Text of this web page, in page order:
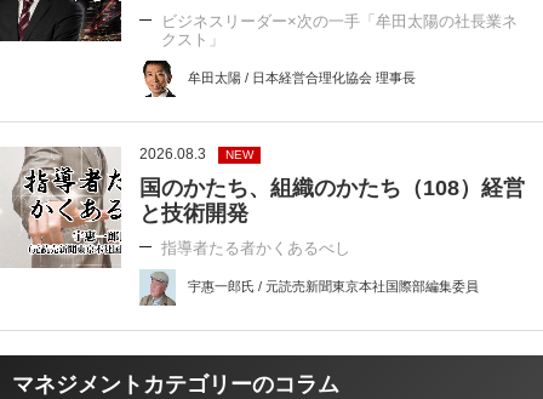
ビジネスリーダー×次の一手「牟田太陽の社長業ネ
クスト」
牟田太陽 / 日本経営合理化協会 理事長
2026.08.3 NEW
国のかたち、組織のかたち（108）経営
と技術開発
指導者たる者かくあるべし
宇惠一郎氏 / 元読売新聞東京本社国際部編集委員
マネジメントカテゴリーのコラム